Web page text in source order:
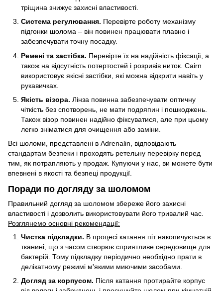
тріщина знижує захисні властивості.
Система регулювання. Перевірте роботу механізму
підгонки шолома – він повинен працювати плавно і
забезпечувати точну посадку.
Ремені та застібка. Перевірте їх на надійність фіксації, а
також на відсутність потертостей і розривів ниток. Cairn
використовує якісні застібки, які можна відкрити навіть у
рукавичках.
Якість візора. Лінза повинна забезпечувати оптичну
чіткість без спотворень, не мати подряпин і пошкоджень.
Також візор повинен надійно фіксуватися, але при цьому
легко зніматися для очищення або заміни.
Всі шоломи, представлені в Adrenalin, відповідають
стандартам безпеки і проходять ретельну перевірку перед
тим, як потрапляють у продаж. Купуючи у нас, ви можете бути
впевнені в якості та безпеці продукції.
Поради по догляду за шоломом
Правильний догляд за шоломом збереже його захисні
властивості і дозволить використовувати його тривалий час.
Розглянемо основні рекомендації:
Чистка підкладки. В процесі катання піт накопичується в
тканині, що з часом створює сприятливе середовище для
бактерій. Тому підкладку періодично необхідно прати в
делікатному режимі м'якими миючими засобами.
Догляд за корпусом. Після катання протирайте корпус